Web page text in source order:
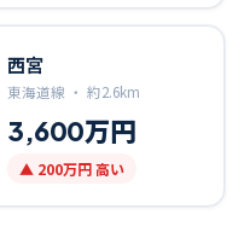
西宮
東海道線 ・ 約2.6km
3,600万円
▲ 200万円高い